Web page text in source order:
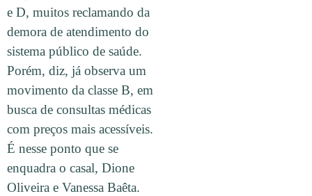
e D, muitos reclamando da
demora de atendimento do
sistema público de saúde.
Porém, diz, já observa um
movimento da classe B, em
busca de consultas médicas
com preços mais acessíveis.
É nesse ponto que se
enquadra o casal, Dione
Oliveira e Vanessa Baêta.